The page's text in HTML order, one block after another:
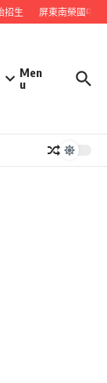
招生 屏東南榮國中
Men
u